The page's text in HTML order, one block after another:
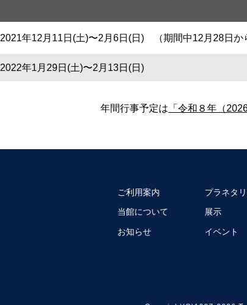
2021年12月11日(土)〜2月6日(日) （期間中12月28日か
2022年1月29日(土)〜2月13日(日)
年間行事予定は 「令和８年（
ご利用案内
当館について
お知らせ
プラネタ
展示
イベント